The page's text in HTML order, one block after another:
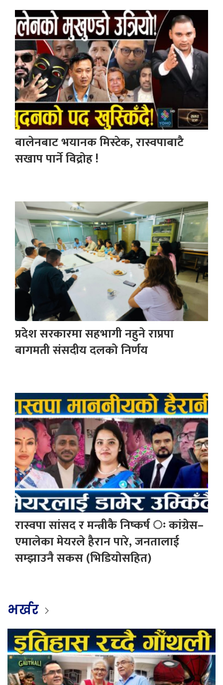
बालेनबाट भयानक मिस्टेक, रास्वपाबाटै
सखाप पार्ने विद्रोह !
प्रदेश सरकारमा सहभागी नहुने राप्रपा
बागमती संसदीय दलको निर्णय
रास्वपा सांसद र मन्त्रीकै निष्कर्ष ः कांग्रेस–
एमालेका मेयरले हैरान पारे, जनतालाई
सम्झाउनै सकस (भिडियोसहित)
भर्खर